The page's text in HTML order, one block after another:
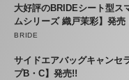
大好評のBRIDEシート型ス
ムシリーズ 織戸茉彩】発売
BRIDE
サイドエアバッグキャンセ
プB・C】発売!!